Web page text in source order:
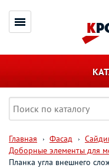
Главная Фасад
Доборные элементы для
Планка угла внешнего